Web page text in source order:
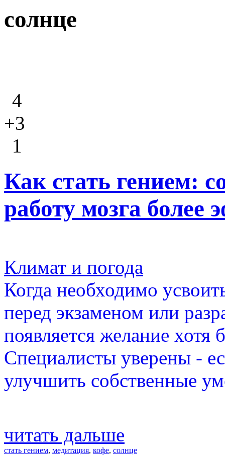
солнце
4
+3
1
Как стать гением:
работу мозга более
Климат и погода
Когда необходимо
перед экзаменом или
появляется желание хотя
Специалисты уверены -
улучшить собственные
читать дальше
стать гением, медитация, кофе, солнце